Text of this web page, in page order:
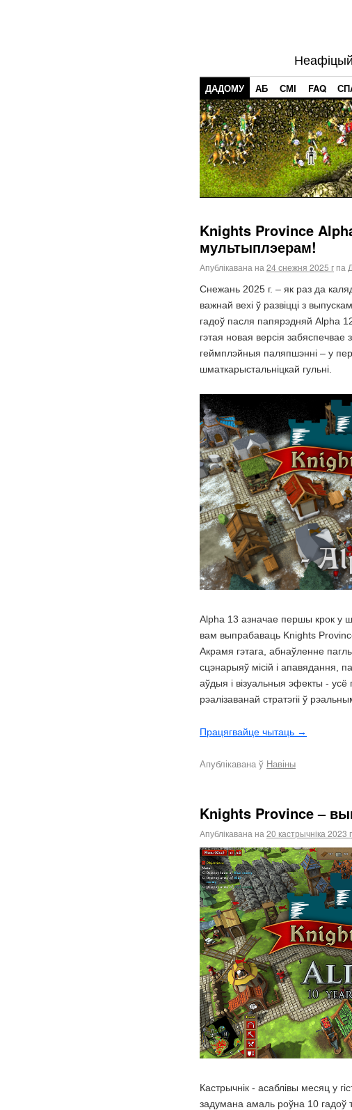
ДАДОМУ АБ СМІ FAQ
Knights Province
мультыплэерам!
Апублікавана на 24 снежня 2025 г па
Снежань 2025 г. – як раз да
важнай вехі ў развіцці з
гадоў пасля папярэдняй Alpha
гэтая новая версія забяспечвае
геймплэйныя паляпшэнні – у
шматкарыстальніцкай гульні.
Alpha 13 азначае першы крок у
вам выпрабаваць Knights
Акрамя гэтага, абнаўленне
сцэнарыяў місій і апавядання,
аўдыя і візуальныя эфекты - усё
рэалізаванай стратэгіі ў
Працягвайце чытаць →
Апублікавана ў Навіны
Knights Province –
Апублікавана на 20 кастрычніка 2023 г
Кастрычнік - асаблівы месяц у
задумана амаль роўна 10 гадоў